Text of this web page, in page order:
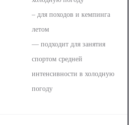
– для походов и кемпинга
летом
— подходит для занятия
спортом средней
интенсивности в холодную
погоду